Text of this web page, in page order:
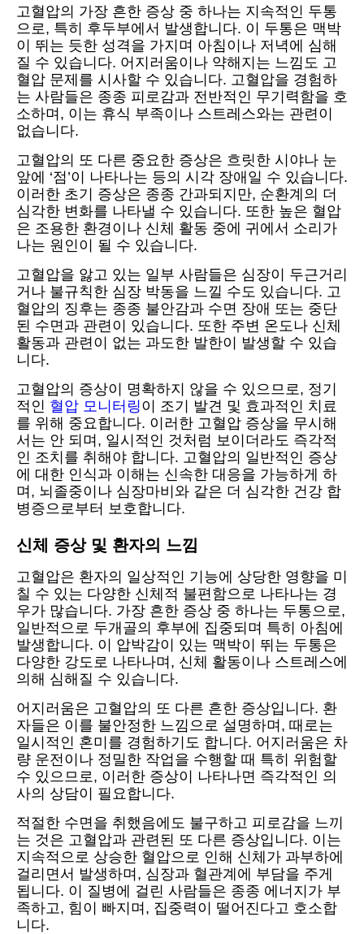
고혈압의 가장 흔한 증상 중 하나는 지속적인 두통
으로, 특히 후두부에서 발생합니다. 이 두통은 맥박
이 뛰는 듯한 성격을 가지며 아침이나 저녁에 심해
질 수 있습니다. 어지러움이나 약해지는 느낌도 고
혈압 문제를 시사할 수 있습니다. 고혈압을 경험하
는 사람들은 종종 피로감과 전반적인 무기력함을 호
소하며, 이는 휴식 부족이나 스트레스와는 관련이
없습니다.
고혈압의 또 다른 중요한 증상은 흐릿한 시야나 눈
앞에 ‘점’이 나타나는 등의 시각 장애일 수 있습니다.
이러한 초기 증상은 종종 간과되지만, 순환계의 더
심각한 변화를 나타낼 수 있습니다. 또한 높은 혈압
은 조용한 환경이나 신체 활동 중에 귀에서 소리가
나는 원인이 될 수 있습니다.
고혈압을 앓고 있는 일부 사람들은 심장이 두근거리
거나 불규칙한 심장 박동을 느낄 수도 있습니다. 고
혈압의 징후는 종종 불안감과 수면 장애 또는 중단
된 수면과 관련이 있습니다. 또한 주변 온도나 신체
활동과 관련이 없는 과도한 발한이 발생할 수 있습
니다.
고혈압의 증상이 명확하지 않을 수 있으므로, 정기
적인 혈압 모니터링이 조기 발견 및 효과적인 치료
를 위해 중요합니다. 이러한 고혈압 증상을 무시해
서는 안 되며, 일시적인 것처럼 보이더라도 즉각적
인 조치를 취해야 합니다. 고혈압의 일반적인 증상
에 대한 인식과 이해는 신속한 대응을 가능하게 하
며, 뇌졸중이나 심장마비와 같은 더 심각한 건강 합
병증으로부터 보호합니다.
신체 증상 및 환자의 느낌
고혈압은 환자의 일상적인 기능에 상당한 영향을 미
칠 수 있는 다양한 신체적 불편함으로 나타나는 경
우가 많습니다. 가장 흔한 증상 중 하나는 두통으로,
일반적으로 두개골의 후부에 집중되며 특히 아침에
발생합니다. 이 압박감이 있는 맥박이 뛰는 두통은
다양한 강도로 나타나며, 신체 활동이나 스트레스에
의해 심해질 수 있습니다.
어지러움은 고혈압의 또 다른 흔한 증상입니다. 환
자들은 이를 불안정한 느낌으로 설명하며, 때로는
일시적인 혼미를 경험하기도 합니다. 어지러움은 차
량 운전이나 정밀한 작업을 수행할 때 특히 위험할
수 있으므로, 이러한 증상이 나타나면 즉각적인 의
사의 상담이 필요합니다.
적절한 수면을 취했음에도 불구하고 피로감을 느끼
는 것은 고혈압과 관련된 또 다른 증상입니다. 이는
지속적으로 상승한 혈압으로 인해 신체가 과부하에
걸리면서 발생하며, 심장과 혈관계에 부담을 주게
됩니다. 이 질병에 걸린 사람들은 종종 에너지가 부
족하고, 힘이 빠지며, 집중력이 떨어진다고 호소합
니다.